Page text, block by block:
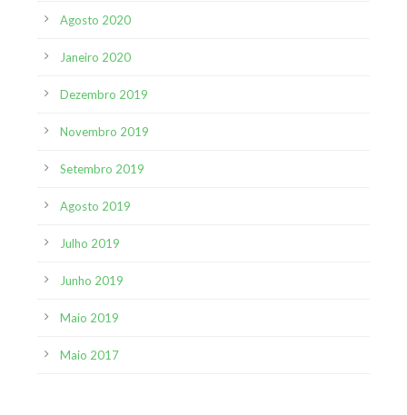
Agosto 2020
Janeiro 2020
Dezembro 2019
Novembro 2019
Setembro 2019
Agosto 2019
Julho 2019
Junho 2019
Maio 2019
Maio 2017